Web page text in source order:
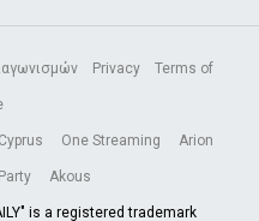
Privacy Terms of
One Streaming Arion
Akous
is a registered trademark